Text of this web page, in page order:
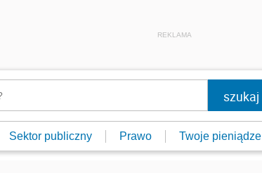
REKLAMA
Sektor publiczny Prawo Twoje pieniądze